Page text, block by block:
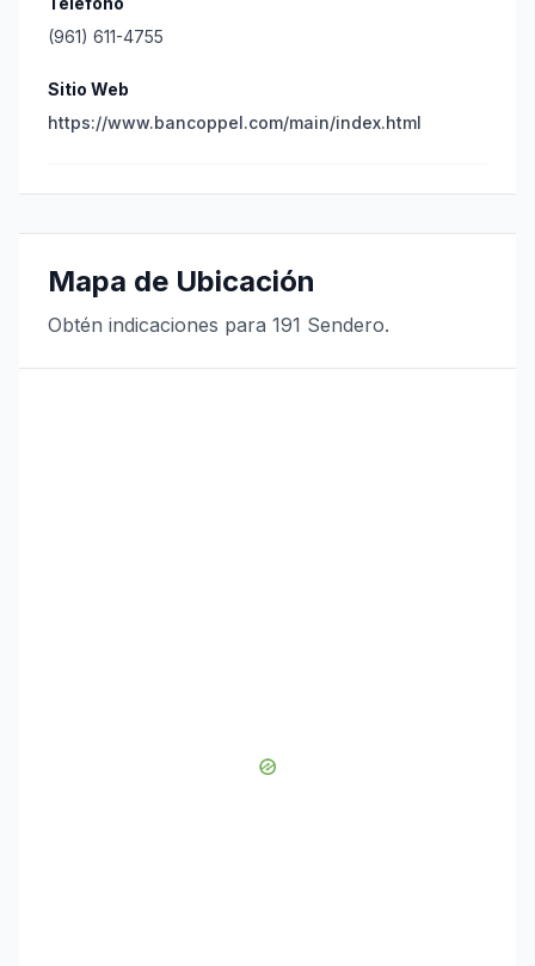
(961) 611-4755
Sitio Web
https://www.bancoppel.com/main/index.html
Mapa de Ubicación
Obtén indicaciones para 191 Sendero.